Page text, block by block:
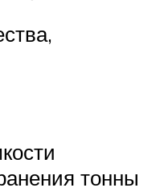
тонны